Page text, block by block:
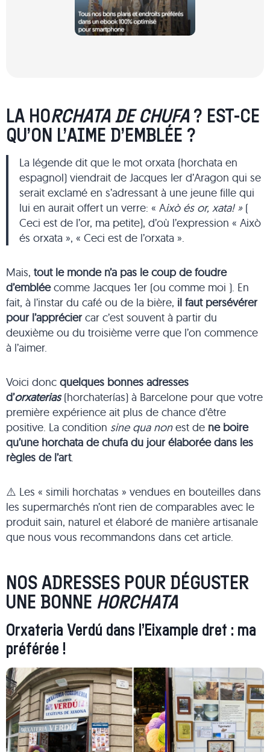
LA HORCHATA DE CHUFA? EST-CE
QU’ON L’AIME D’EMBLÉE ?
La légende dit que le mot orxata (horchata en
espagnol) viendrait de Jacques Ier d’Aragon qui se
serait exclamé en s’adressant à une jeune fille qui
lui en aurait offert un verre: « Això és or, xata! »(
Ceci est de l’or, ma petite), d’où l’expression « Això
és orxata », « Ceci est de l’orxata ».
Mais, tout le monde n’a pas le coup de foudre
d’embléecomme Jacques 1er (ou comme moi ). En
fait, à l’instar du café ou de la bière, il faut persévérer
pour l’appréciercar c’est souvent à partir du
deuxième ou du troisième verre que l’on commence
à l’aimer.
Voici donc quelques bonnes adresses
d’orxaterias(horchaterías) à Barcelone pour que votre
première expérience ait plus de chance d’être
positive. La condition sine qua nonest de ne boire
qu’une horchata de chufa du jour élaborée dans les
règles de l’art.
⚠️ Les « simili horchatas » vendues en bouteilles dans
les supermarchés n’ont rien de comparables avec le
produit sain, naturel et élaboré de manière artisanale
que nous vous recommandons dans cet article.
NOS ADRESSES POUR DÉGUSTER
UNE BONNE HORCHATA
Orxateria Verdú dans l’Eixample dret : ma
préférée !